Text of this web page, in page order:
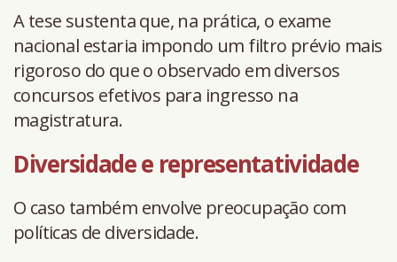
A tese sustenta que, na prática, o exame
nacional estaria impondo um filtro prévio mais
rigoroso do que o observado em diversos
concursos efetivos para ingresso na
magistratura.
Diversidade e representatividade
O caso também envolve preocupação com
políticas de diversidade.